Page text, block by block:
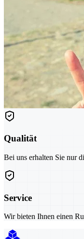
Qualität
Bei uns erhalten Sie nur
Service
Wir bieten Ihnen einen